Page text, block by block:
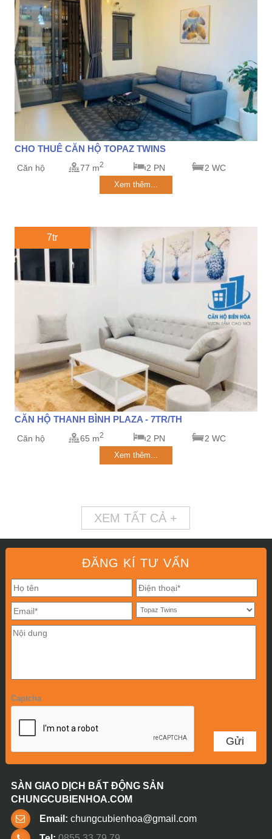
CHO THUÊ CĂN HỘ TOPAZ TWINS
Căn hộ 77 m2 2 PN 2 WC
Xem thêm...
7tr
CĂN HỘ THANH BÌNH PLAZA - 7TR/TH
Căn hộ 65 m2 2 PN 2 WC
Xem thêm...
XEM TẤT CẢ +
ĐĂNG KÍ TƯ VẤN
Captcha
SÀN GIAO DỊCH BẤT ĐỘNG SẢN
CHUNGCUBIENHOA.COM
Email: chungcubienhoa@gmail.com